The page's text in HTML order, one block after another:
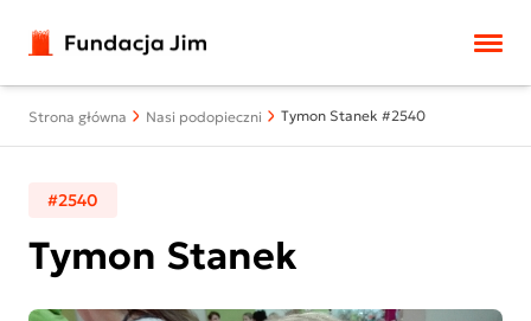
Strona główna Nasi podopieczni Tymon Stanek #2540
#2540
Tymon Stanek